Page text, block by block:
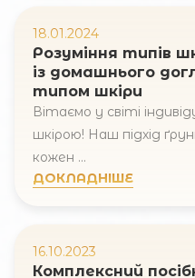
18.01.2024
Розуміння типів
із домашнього
типом шкіри
Вітаємо у світі
шкірою! Наш підхід
кожен ...
ДОКЛАДНІШЕ
16.10.2023
Комплексний